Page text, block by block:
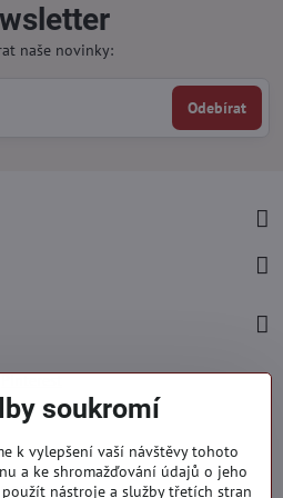
naše novinky:
Odebírat
hod.
soukromí
k vylepšení vaší návštěvy tohoto
a ke shromažďování údajů o jeho
nástroje a služby třetích stran